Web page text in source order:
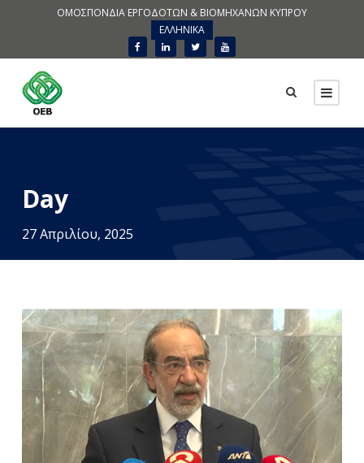
ΟΜΟΣΠΟΝΔΙΑ ΕΡΓΟΔΟΤΩΝ & ΒΙΟΜΗΧΑΝΩΝ ΚΥΠΡΟΥ
ΕΛΛΗΝΙΚΑ
Day
27 Απριλίου, 2025